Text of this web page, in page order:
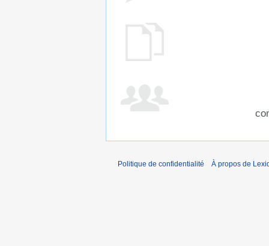
Politique de confidentialité À propos de